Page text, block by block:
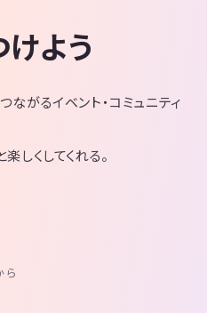
よう
がるイベント・コミュニティ
しくしてくれる。
ら